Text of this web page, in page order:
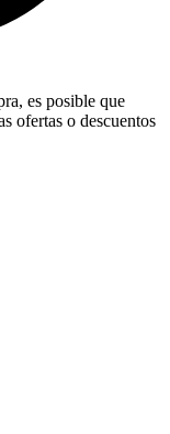
es posible que
ofertas o descuentos